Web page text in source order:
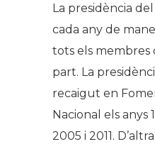
La presidència
cada any de
tots els
part. La
recaigut en
Nacional els anys
2005 i 2011.